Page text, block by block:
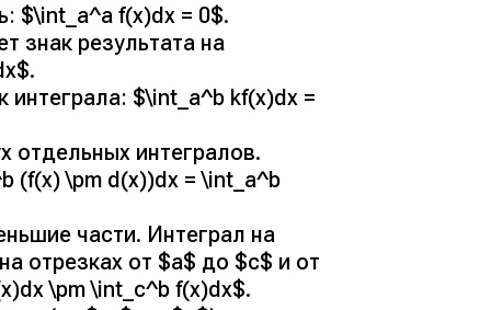
$\int_a^a f(x)dx = 0$.
знак результата на
$\int_a^b kf(x)dx =
отдельных интегралов.
(f(x) \pm d(x))dx = \int_a^b
части. Интеграл на
отрезках от $a$ до $c$ и от
\pm \int_c^b f(x)dx$.